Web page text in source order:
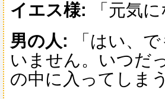
イエス様: 「元気
男の人: 「はい、
いません。いつだ
の中に入ってしま